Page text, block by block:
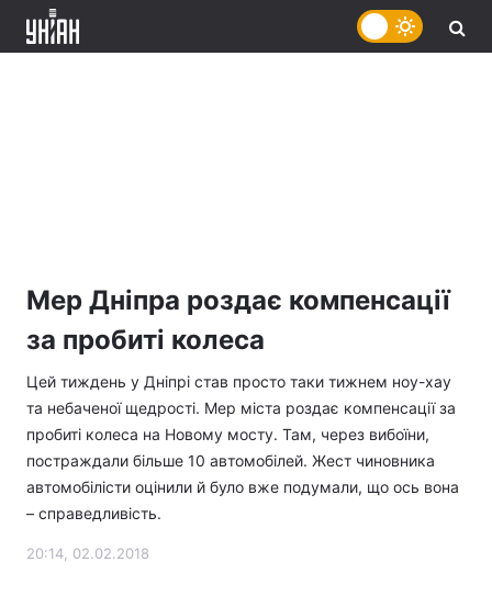
Мер Дніпра роздає компенсації
за пробиті колеса
Цей тиждень у Дніпрі став просто таки тижнем ноу-хау
та небаченої щедрості. Мер міста роздає компенсації за
пробиті колеса на Новому мосту. Там, через вибоїни,
постраждали більше 10 автомобілей. Жест чиновника
автомобілісти оцінили й було вже подумали, що ось вона
– справедливість.
20:14, 02.02.2018